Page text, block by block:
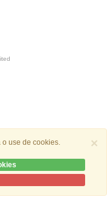
×
o use de cookies.